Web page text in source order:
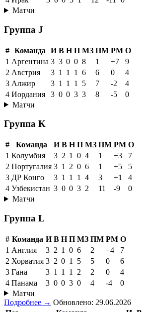
Матчи
Группа J
# Команда И В Н П МЗ ПМ РМ О
1 Аргентина 3 3 0 0 8 1 +7
9
2 Австрия 3 1 1 1 6 6 0
4
3 Алжир 3 1 1 1 5 7 -2
4
4 Иордания 3 0 0 3 3 8 -5
0
Матчи
Группа K
# Команда И В Н П МЗ ПМ РМ О
1 Колумбия 3 2 1 0 4 1 +3
7
2 Португалия 3 1 2 0 6 1 +5
5
3 ДР Конго 3 1 1 1 4 3 +1
4
4 Узбекистан 3 0 0 3 2 11 -9
0
Матчи
Группа L
# Команда И В Н П МЗ ПМ РМ О
1 Англия 3 2 1 0 6 2 +4
7
2 Хорватия 3 2 0 1 5 5 0
6
3 Гана 3 1 1 1 2 2 0
4
4 Панама 3 0 0 3 0 4 -4
0
Матчи
Подробнее → Обновлено: 29.06.2026